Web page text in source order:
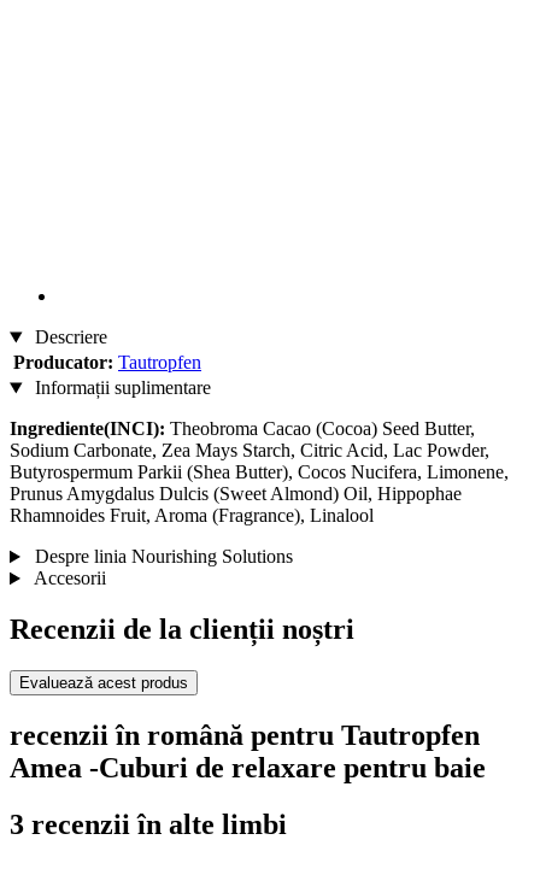
Descriere
Producator: Tautropfen
Informații suplimentare
Ingrediente(INCI): Theobroma Cacao (Cocoa) Seed Butter,
Sodium Carbonate, Zea Mays Starch, Citric Acid, Lac Powder,
Butyrospermum Parkii (Shea Butter), Cocos Nucifera, Limonene,
Prunus Amygdalus Dulcis (Sweet Almond) Oil, Hippophae
Rhamnoides Fruit, Aroma (Fragrance), Linalool
Despre linia Nourishing Solutions
Accesorii
Recenzii de la clienții noștri
Evaluează acest produs
recenzii în română pentru Tautropfen
Amea -Cuburi de relaxare pentru baie
3 recenzii în alte limbi